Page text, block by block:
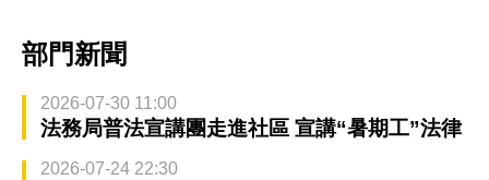
部門新聞
2026-07-30 11:00
法務局普法宣講團走進社區 宣講“暑期工”法律
2026-07-24 22:30